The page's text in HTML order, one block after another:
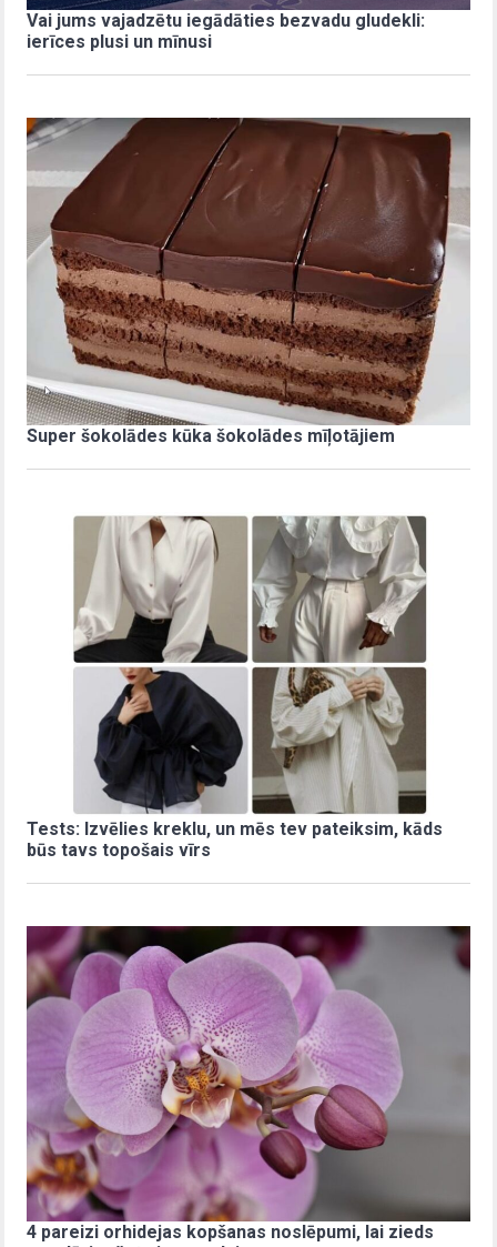
Vai jums vajadzētu iegādāties bezvadu gludekli:
ierīces plusi un mīnusi
Super šokolādes kūka šokolādes mīļotājiem
Tests: Izvēlies kreklu, un mēs tev pateiksim, kāds
būs tavs topošais vīrs
4 pareizi orhidejas kopšanas noslēpumi, lai zieds